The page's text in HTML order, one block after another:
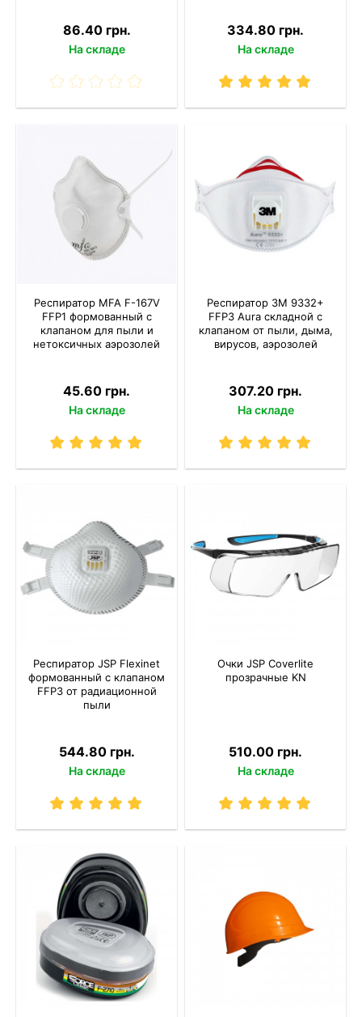
86.40 грн.
На складе
334.80 грн.
На складе
Респиратор MFA F-167V
FFP1 формованный с
клапаном для пыли и
нетоксичных аэрозолей
45.60 грн.
На складе
Респиратор 3M 9332+
FFP3 Aura складной с
клапаном от пыли, дыма,
вирусов, аэрозолей
307.20 грн.
На складе
Респиратор JSP Flexinet
формованный с клапаном
FFP3 от радиационной
пыли
544.80 грн.
На складе
Очки JSP Coverlite
прозрачные KN
510.00 грн.
На складе